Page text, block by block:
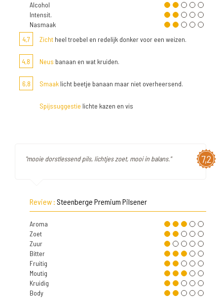
Alcohol
Intensit.
Nasmaak
4,7
Zicht heel troebel en redelijk donker voor een weizen.
4,8 Neus banaan en wat kruiden.
6,8 Smaak licht beetje banaan maar niet overheersend.
Spijssuggestie lichte kazen en vis
7,2
"mooie dorstlessend pils, lichtjes zoet, mooi in balans."
Review : Steenberge Premium Pilsener
Aroma
Zoet
Zuur
Bitter
Fruitig
Moutig
Kruidig
Body